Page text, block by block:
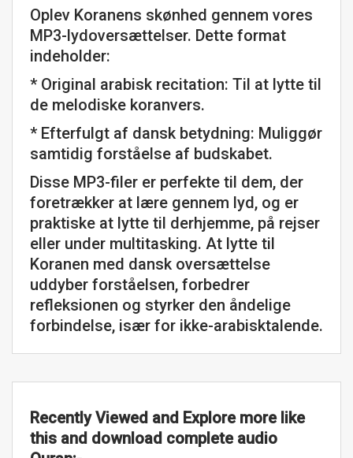
Oplev Koranens skønhed gennem vores
MP3-lydoversættelser. Dette format
indeholder:
* Original arabisk recitation: Til at lytte til
de melodiske koranvers.
* Efterfulgt af dansk betydning: Muliggør
samtidig forståelse af budskabet.
Disse MP3-filer er perfekte til dem, der
foretrækker at lære gennem lyd, og er
praktiske at lytte til derhjemme, på rejser
eller under multitasking. At lytte til
Koranen med dansk oversættelse
uddyber forståelsen, forbedrer
refleksionen og styrker den åndelige
forbindelse, især for ikke-arabisktalende.
Recently Viewed and Explore more like
this and download complete audio